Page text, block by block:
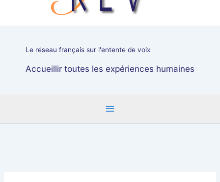
Le réseau français sur l'entente de voix
Accueillir toutes les expériences humaines
Orléans